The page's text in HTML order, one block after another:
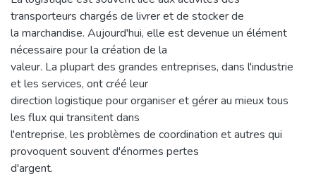
transporteurs chargés de livrer et de stocker de
la marchandise. Aujourd'hui, elle est devenue un élément
nécessaire pour la création de la
valeur. La plupart des grandes entreprises, dans l'industrie
et les services, ont créé leur
direction logistique pour organiser et gérer au mieux tous
les flux qui transitent dans
l'entreprise, les problèmes de coordination et autres qui
provoquent souvent d'énormes pertes
d'argent.